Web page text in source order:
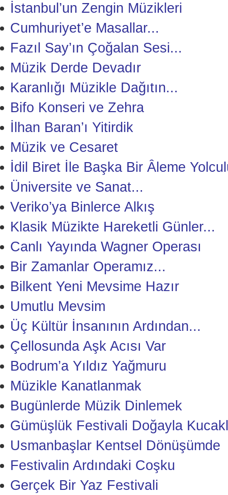
İstanbul’un Zengin Müzikleri
Cumhuriyet’e Masallar...
Fazıl Say’ın Çoğalan Sesi...
Müzik Derde Devadır
Karanlığı Müzikle Dağıtın...
Bifo Konseri ve Zehra
İlhan Baran’ı Yitirdik
Müzik ve Cesaret
İdil Biret İle Başka Bir Âleme
Üniversite ve Sanat...
Veriko’ya Binlerce Alkış
Klasik Müzikte Hareketli Günler...
Canlı Yayında Wagner Operası
Bir Zamanlar Operamız...
Bilkent Yeni Mevsime Hazır
Umutlu Mevsim
Üç Kültür İnsanının Ardından...
Çellosunda Aşk Acısı Var
Bodrum’a Yıldız Yağmuru
Müzikle Kanatlanmak
Bugünlerde Müzik Dinlemek
Gümüşlük Festivali Doğayla
Usmanbaşlar Kentsel Dönüşümde
Festivalin Ardındaki Coşku
Gerçek Bir Yaz Festivali